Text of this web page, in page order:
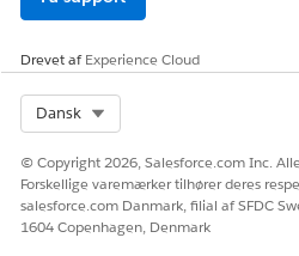
Giv os besked, så vi
Drevet afExperience Cloud
Dansk
© Copyright 2026, Salesforce.com Inc.
Forskellige varemærker tilhører deres
salesforce.com Danmark, filial af SFDC
1604 Copenhagen, Denmark